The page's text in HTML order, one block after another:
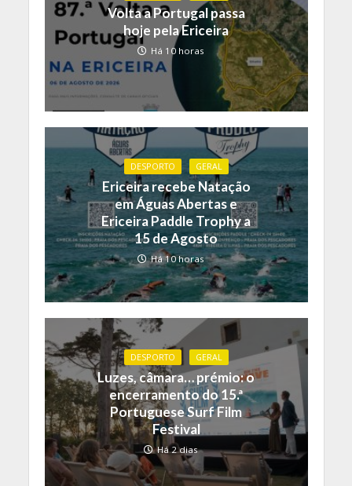
Volta a Portugal passa
hoje pela Ericeira
Há 10 horas
DESPORTO GERAL
Ericeira recebe Natação
em Águas Abertas e
Ericeira Paddle Trophy a
15 de Agosto
Há 10 horas
DESPORTO GERAL
Luzes, câmara… prémio: o
encerramento do 15.ª
Portuguese Surf Film
Festival
Há 2 dias